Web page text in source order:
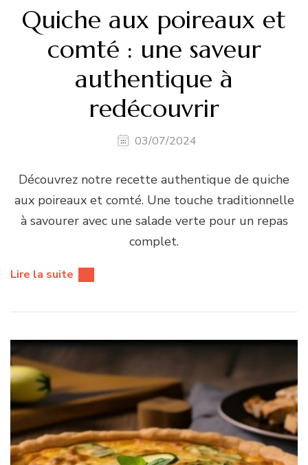
Quiche aux poireaux et
comté : une saveur
authentique à
redécouvrir
03/07/2024
Découvrez notre recette authentique de quiche
aux poireaux et comté. Une touche traditionnelle
à savourer avec une salade verte pour un repas
complet.
Lire la suite